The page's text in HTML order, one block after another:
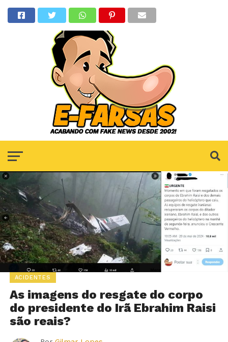
ACIDENTES
As imagens do resgate do corpo
do presidente do Irã Ebrahim Raisi
são reais?